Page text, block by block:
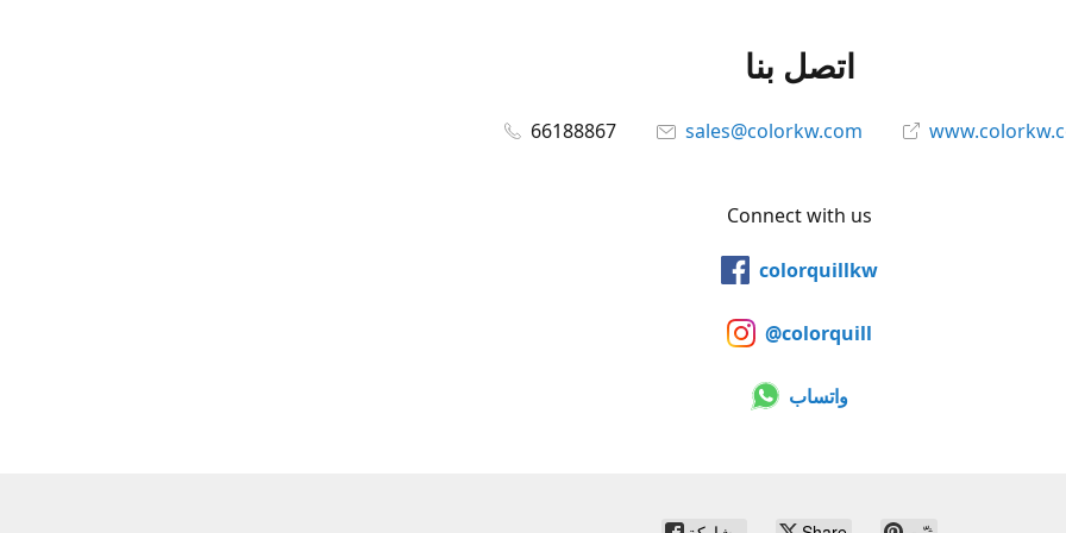
اتصل بنا
66188867 sales@colorkw.com
Connect with us
colorquillkw
@colorquill
واتساب